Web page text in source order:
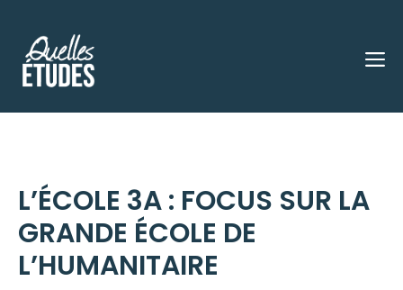
contenu
L’ÉCOLE 3A : FOCUS SUR LA
GRANDE ÉCOLE DE
L’HUMANITAIRE